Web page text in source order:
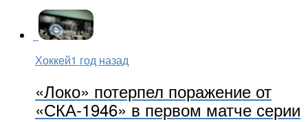
Хоккей1 год назад
«Локо» потерпел поражение от
«СКА-1946» в первом матче серии